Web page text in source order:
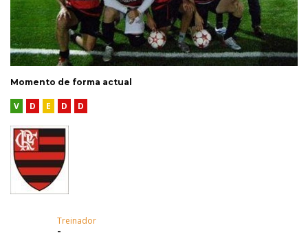
Momento de forma actual
V D E D D
Treinador
-